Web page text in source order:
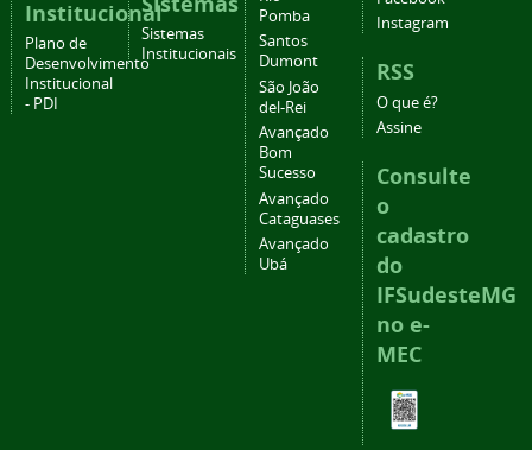
Institucional
Plano de
Desenvolvimento
Institucional
- PDI
Sistemas
Institucionais
Pomba
Santos
Dumont
São João
del-Rei
Avançado
Bom
Sucesso
Avançado
Cataguases
Avançado
Ubá
Instagram
RSS
O que é?
Assine
Consulte
o
cadastro
do
IFSudesteMG
no e-
MEC